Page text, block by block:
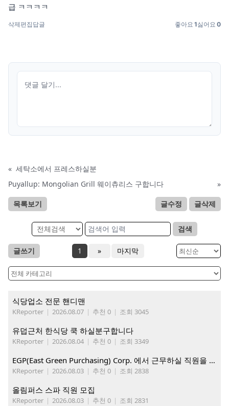
급 ㅋㅋㅋㅋ
삭제편집 답글 좋아요 1싫어요 0
« 세탁소에서 프레스하실분
Puyallup: Mongolian Grill 웨이츄리스 구합니다
»
목록보기 글수정 글삭제
검색
글쓰기 1 » 마지막
식당업소 전문 핸디맨
KReporter | 2026.08.07 | 추천 0 | 조회 3045
유덥근처 한식당 쿡 하실분구합니다
KReporter | 2026.08.04 | 추천 0 | 조회 3349
EGP(East Green Purchasing) Corp. 에서 근무하실 직원을 아래와 같이 모집합니다.
KReporter | 2026.08.03 | 추천 0 | 조회 2838
올림퍼스 스파 직원 모집
KReporter | 2026.08.03 | 추천 0 | 조회 2831